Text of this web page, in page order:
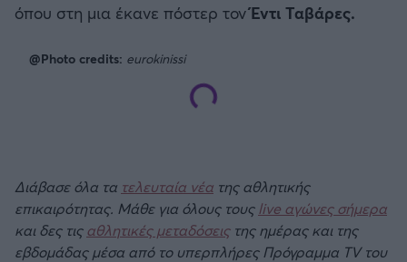
όπου στη μια έκανε πόστερ τονΈντι Ταβάρες.
@Photo credits: eurokinissi
Διάβασε όλα τα τελευταία νέα της αθλητικής
επικαιρότητας. Μάθε για όλους τους live αγώνες σήμερα
και δες τιςαθλητικές μεταδόσειςτης ημέρας και της
εβδομάδας μέσα από το υπερπλήρες Πρόγραμμα TV του